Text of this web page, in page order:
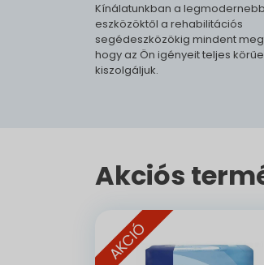
Kínálatunkban a
eszközöktől a rehabilitációs
segédeszközökig mindent
hogy az Ön igényeit teljes
kiszolgáljuk.
Akciós
AKCIÓ